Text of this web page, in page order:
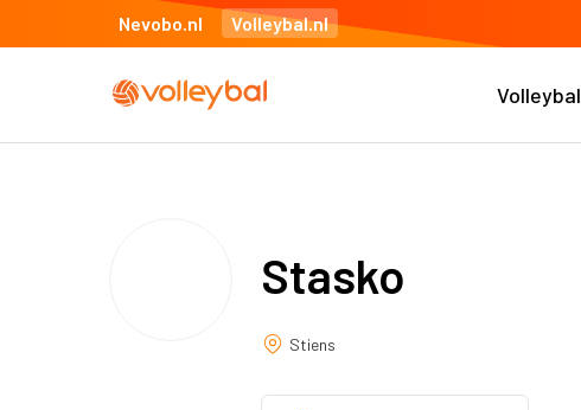
Nevobo.nl Volleybal.nl
Volleybal
Stasko
Stiens